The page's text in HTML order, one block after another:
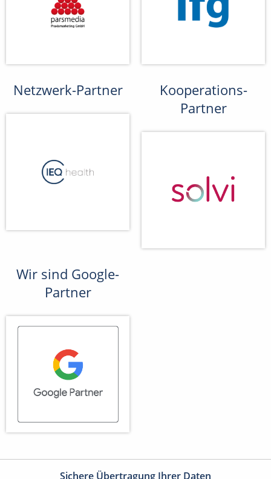
Netzwerk-Partner
Kooperations-
Partner
Wir sind Google-
Partner
Sichere Übertragung Ihrer Daten